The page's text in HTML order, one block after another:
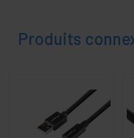
Produits